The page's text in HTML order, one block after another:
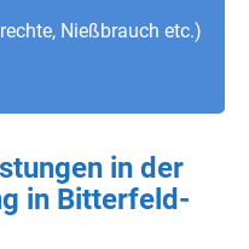
Nießbrauch etc.)
in der
in Bitterfeld-